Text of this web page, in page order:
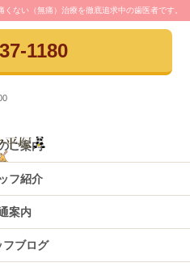
ない（無痛）治療を徹底追求中の歯医者です。
1180
ご案内
フ紹介
案内
フブログ